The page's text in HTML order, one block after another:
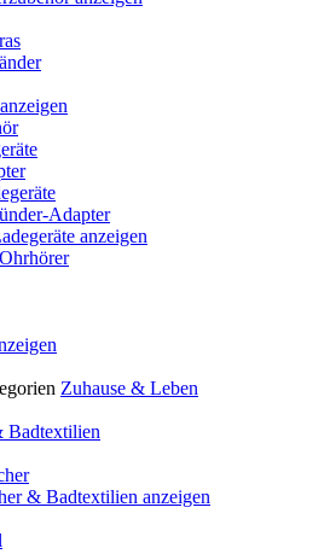
Adapter
anzeigen
Zuhause & Leben
Badtextilien
& Badtextilien anzeigen